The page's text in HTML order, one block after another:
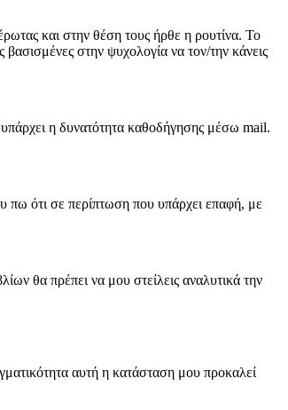
και στην θέση τους ήρθε η ρουτίνα. Το
στην ψυχολογία να τον/την κάνεις
η δυνατότητα καθοδήγησης μέσω mail.
πω ότι σε περίπτωση που υπάρχει επαφή, με
θα πρέπει να μου στείλεις αναλυτικά την
αυτή η κατάσταση μου προκαλεί